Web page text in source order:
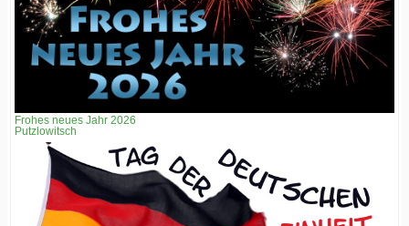
Frohes neues Jahr 2026
Putzlowitsch